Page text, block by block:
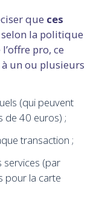
que ces
selon la politique
pro, ce
un ou plusieurs
(qui peuvent
de 40 euros) ;
transaction ;
services (par
pour la carte